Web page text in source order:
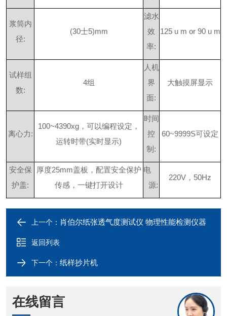
浆筒内
径:
(30士5)mm
滤水
效
率:
125 u m or 90 u m
试样组
数:
4组
人机
界
面:
大触摸屏显示
离心力:
100~4390xg，可以编程设定，
运转时带(实时显示)
时间
控
制 :
60~9999S可设定
安全保
护盖:
厚度25mm盖板，配置安全保护
传感，一键打开设计
电
源:
220V ， 50Hz
上一个： 肖伯尔纸张透气度测试仪 物理性能检测仪器
返回列表
下一个： 纸样抄片机
在线留言